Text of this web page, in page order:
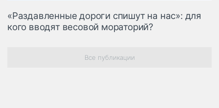
«Раздавленные дороги спишут на нас»: для
кого вводят весовой мораторий?
Все публикации